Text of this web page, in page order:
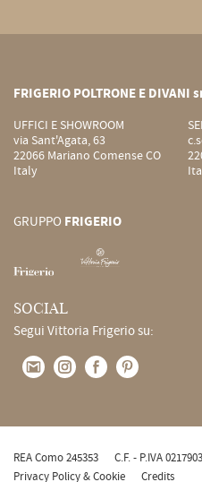
FRIGERIO POLTRONE E DIVANI
UFFICI E SHOWROOM
via Sant'Agata, 63
22066 Mariano Comense CO
Italy
GRUPPO FRIGERIO
SOCIAL
Segui Vittoria Frigerio su:
REA Como 245353 C.F. - P.IVA
Privacy Policy & Cookie
Credits